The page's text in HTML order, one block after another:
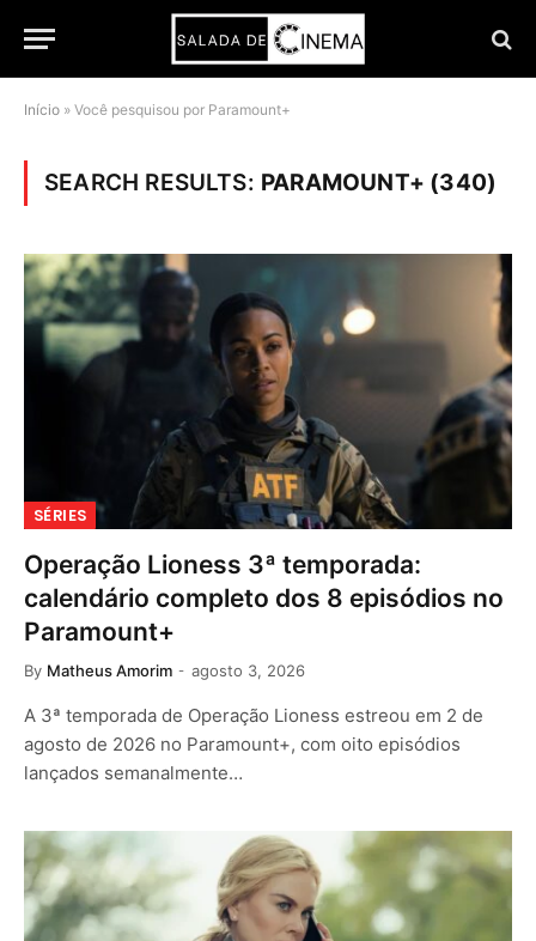
Início » Você pesquisou por Paramount+
SEARCH RESULTS: PARAMOUNT+ (340)
SÉRIES
Operação Lioness 3ª temporada:
calendário completo dos 8 episódios no
Paramount+
By Matheus Amorim agosto 3, 2026
A 3ª temporada de Operação Lioness estreou em 2 de
agosto de 2026 no Paramount+, com oito episódios
lançados semanalmente…